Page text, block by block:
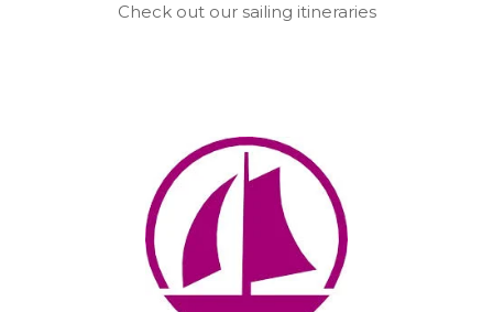
Check out our sailing itineraries